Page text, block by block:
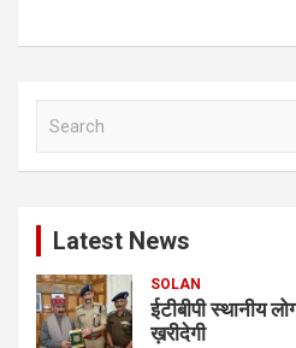
Latest News
SOLAN
ईटीबीपी स्थानीय
ख़रीदेगी